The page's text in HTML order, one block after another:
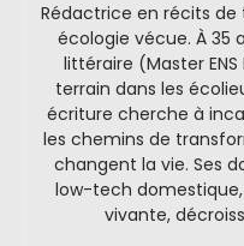
Rédactrice en récits
écologie vécue. À 35
littéraire (Master
terrain dans les
écriture cherche à
les chemins de
changent la vie. Ses
low-tech
vivante,